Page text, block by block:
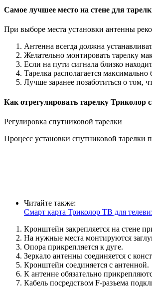
Самое лучшее место на стене для
При выборе места установки антенны
Антенна всегда должна
Желательно монтировать тарелку
Если на пути сигнала близко
Тарелка располагается
Лучше заранее позаботиться о том,
Как отрегулировать тарелку Триколор
Регулировка спутниковой тарелки
Процесс установки спутниковой тарелки
Читайте также:
Смарт карта Триколор ТВ для
Кронштейн закрепляется на стене
На нужные места монтируются
Опора прикрепляется к дуге.
Зеркало антенны соединяется с
Кронштейн соединяется с антенной.
К антенне обязательно
Кабель посредством F-разъема